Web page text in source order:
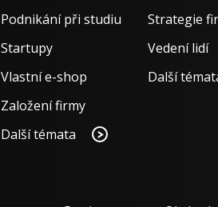
Podnikání při studiu
Startupy
Vlastní e-shop
Založení firmy
Další témata
Strategie
Vedení lidí
Další